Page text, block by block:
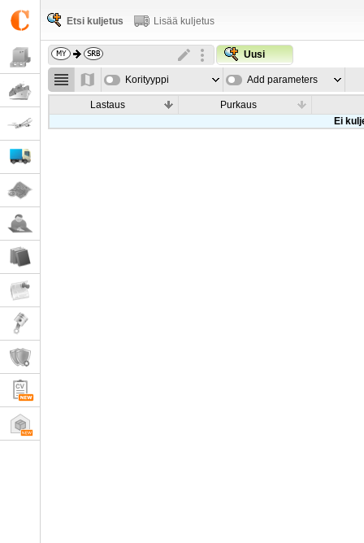
Etsi kuljetus Lisää kuljetus
Uusi
Korityyppi Add parameters
Lastaus
Purkaus
Ei